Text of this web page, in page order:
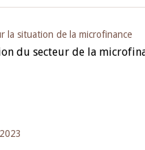
la situation de la microfinance
du secteur de la